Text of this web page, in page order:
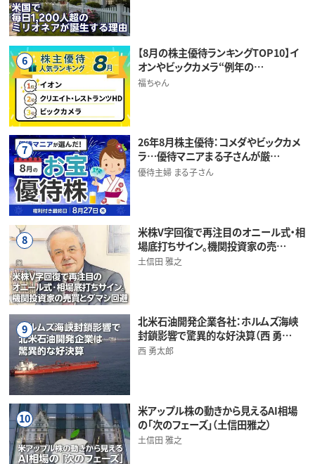
6
【8月の株主優待ランキングTOP10】イ
オンやビックカメラ“例年の…
福ちゃん
7
26年8月株主優待：コメダやビックカメ
ラ…優待マニアまる子さんが厳…
優待主婦 まる子さん
8
米株V字回復で再注目のオニール式・相
場底打ちサイン。機関投資家の売…
土信田 雅之
9
北米石油開発企業各社：ホルムズ海峡
封鎖影響で驚異的な好決算（西 勇…
西 勇太郎
10
米アップル株の動きから見えるAI相場
の「次のフェーズ」（土信田雅之）
土信田 雅之